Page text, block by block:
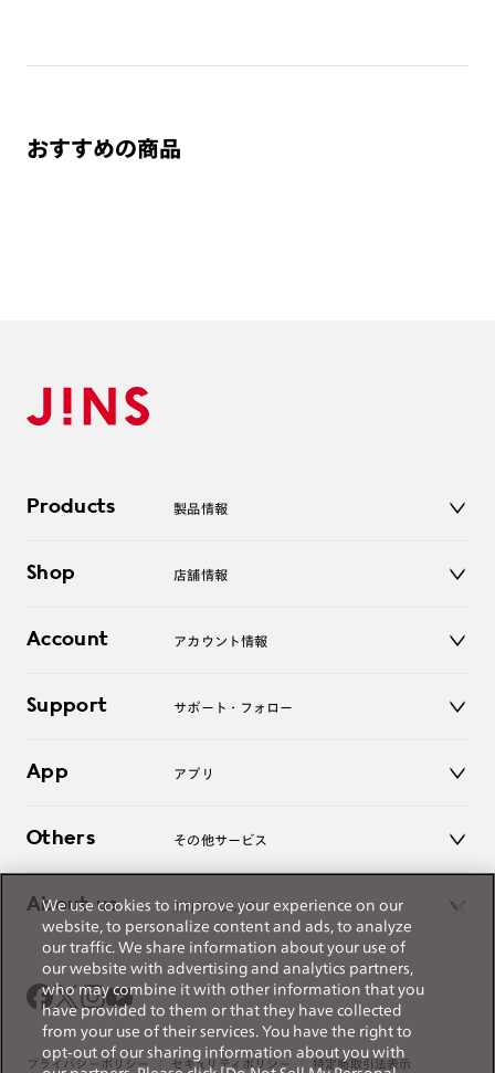
おすすめの商品
Products 製品情報
サングラス
コンタクトレンズ
アクセサリー
Shop 店舗情報
オンラインショップ
Account アカウント情報
ログアウト
Support サポート・フォロー
よくあるご質問
お問い合わせ
App アプリ
Others その他サービス
レンズ交換
オンラインギフト
価格案内
About us JINSについて
Magnify Life
会社概要
採用情報
法人のお客様
出店について
プライバシーポリシー セキュリティポリシー 特定商取引法表示
We use cookies to improve your experience on our
website, to personalize content and ads, to analyze
our traffic. We share information about your use of
our website with advertising and analytics partners,
who may combine it with other information that you
have provided to them or that they have collected
from your use of their services. You have the right to
opt-out of our sharing information about you with